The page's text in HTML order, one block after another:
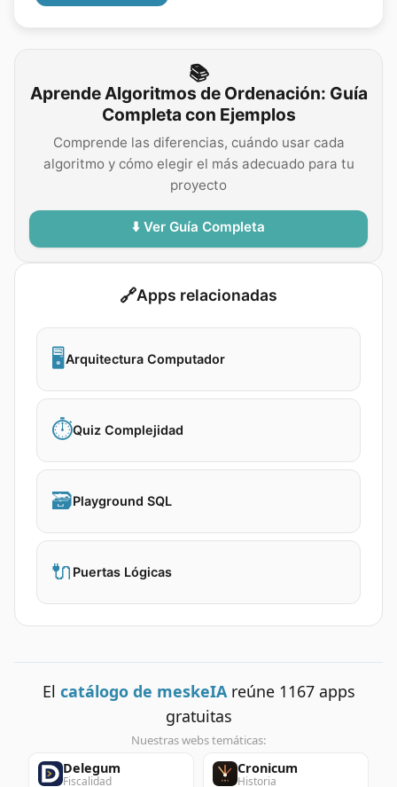
📚
Aprende Algoritmos de Ordenación: Guía
Completa con Ejemplos
Comprende las diferencias, cuándo usar cada
algoritmo y cómo elegir el más adecuado para tu
proyecto
⬇️ Ver Guía Completa
🔗Apps relacionadas
🖥️Arquitectura Computador
⏱️Quiz Complejidad
🗃️Playground SQL
🔌 Puertas Lógicas
El catálogo de meskeIA reúne 1167apps
gratuitas
Nuestras webs temáticas:
Delegum
Fiscalidad
Cronicum
Historia